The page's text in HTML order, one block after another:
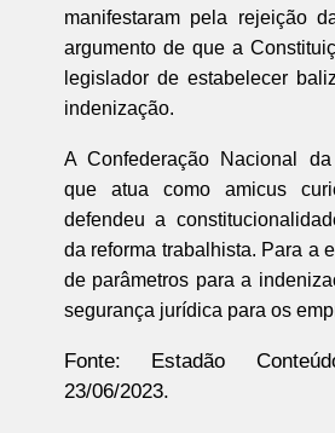
manifestaram pela rejeição
argumento de que a
legislador de estabelecer
indenização.
A Confederação Nacional
que atua como amicus
defendeu a
da reforma trabalhista. Para a
de parâmetros para a
segurança jurídica para os
Fonte: Estadão
23/06/2023.